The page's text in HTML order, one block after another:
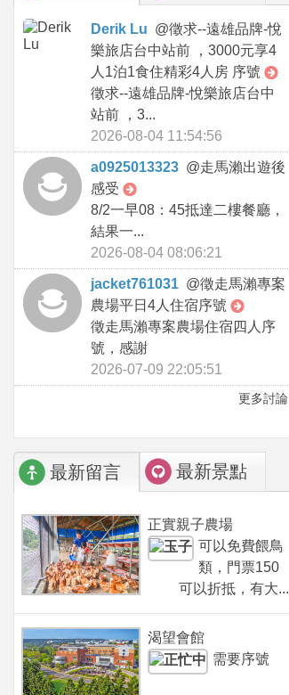
Derik Lu @徵求--遠雄品牌-悅
樂旅店台中站前 ，3000元享4
人1泊1食住精彩4人房 序號
徵求--遠雄品牌-悅樂旅店台中
站前 ，3...
2026-08-04 11:54:56
a0925013323 @走馬瀨出遊後
感受
8/2一早08：45抵達二樓餐廳，
結果一...
2026-08-04 08:06:21
jacket761031 @徵走馬瀨專案
農場平日4人住宿序號
徵走馬瀨專案農場住宿四人序
號，感謝
2026-07-09 22:05:51
更多討論
最新留言 最新景點
正實親子農場
可以免費餵鳥
類，門票150
可以折抵，有大...
渴望會館
需要序號